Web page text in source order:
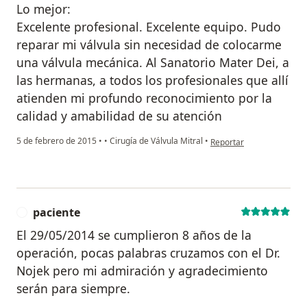
Lo mejor:
Excelente profesional. Excelente equipo. Pudo
reparar mi válvula sin necesidad de colocarme
una válvula mecánica. Al Sanatorio Mater Dei, a
las hermanas, a todos los profesionales que allí
atienden mi profundo reconocimiento por la
calidad y amabilidad de su atención
5 de febrero de 2015 • • Cirugía de Válvula Mitral • en opinión del usuario
Reportar
paciente
El 29/05/2014 se cumplieron 8 años de la
operación, pocas palabras cruzamos con el Dr.
Nojek pero mi admiración y agradecimiento
serán para siempre.